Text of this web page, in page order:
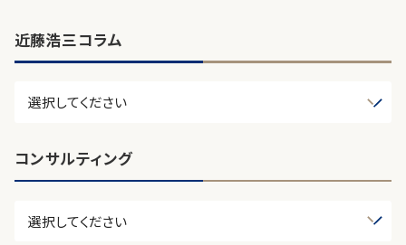
近藤浩三コラム
コンサルティング